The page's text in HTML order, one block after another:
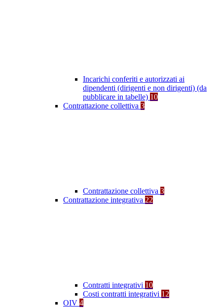
Incarichi conferiti e autorizzati ai
dipendenti (dirigenti e non dirigenti) (da
pubblicare in tabelle) 10
Contrattazione collettiva 3
Contrattazione collettiva 3
Contrattazione integrativa 22
Contratti integrativi 10
Costi contratti integrativi 12
OIV 4